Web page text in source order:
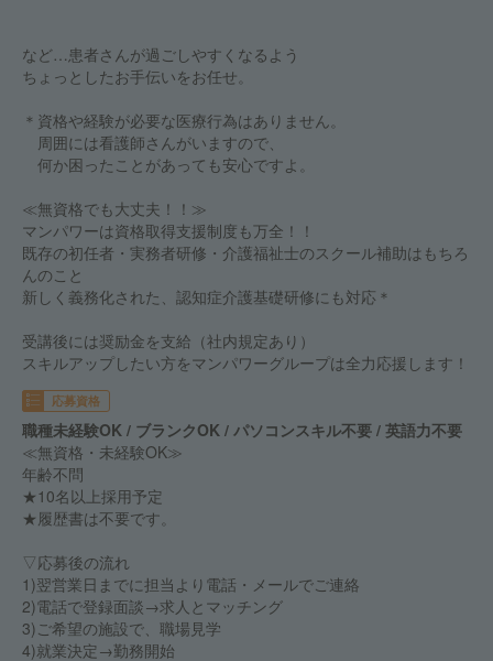
など…患者さんが過ごしやすくなるよう
ちょっとしたお手伝いをお任せ。
＊資格や経験が必要な医療行為はありません。
周囲には看護師さんがいますので、
何か困ったことがあっても安心ですよ。
≪無資格でも大丈夫！！≫
マンパワーは資格取得支援制度も万全！！
既存の初任者・実務者研修・介護福祉士のスクール補助はもちろ
んのこと
新しく義務化された、認知症介護基礎研修にも対応＊
受講後には奨励金を支給（社内規定あり）
スキルアップしたい方をマンパワーグループは全力応援します！
応募資格
職種未経験OK / ブランクOK / パソコンスキル不要 / 英語力不要
≪無資格・未経験OK≫
年齢不問
★10名以上採用予定
★履歴書は不要です。
▽応募後の流れ
1)翌営業日までに担当より電話・メールでご連絡
2)電話で登録面談→求人とマッチング
3)ご希望の施設で、職場見学
4)就業決定→勤務開始